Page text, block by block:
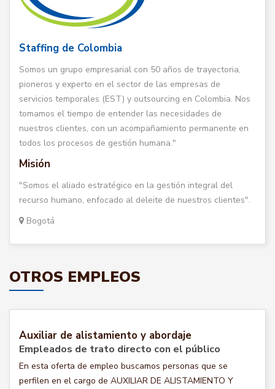
Staffing de Colombia
Somos un grupo empresarial con 50 años de trayectoria,
pioneros y experto en el sector de las empresas de
servicios temporales (EST) y outsourcing en Colombia. Nos
tomamos el tiempo de entender las necesidades de
nuestros clientes, con un acompañamiento permanente en
todos los procesos de gestión humana."
Misión
"Somos el aliado estratégico en la gestión integral del
recurso humano, enfocado al deleite de nuestros clientes".
Bogotá
OTROS EMPLEOS
Auxiliar de alistamiento y abordaje
Empleados de trato directo con el público
En esta oferta de empleo buscamos personas que se
perfilen en el cargo de AUXILIAR DE ALISTAMIENTO Y